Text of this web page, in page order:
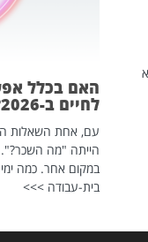
האם בכלל
לחיים ב-2026?
עם, אחת השאלות
הייתה "מה השכר?".
במקום אחר. כמה
בית-עבודה >>>